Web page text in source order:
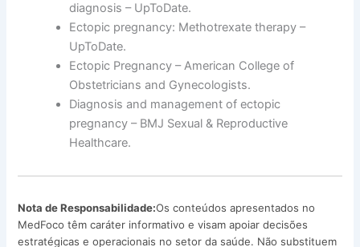
diagnosis – UpToDate.
Ectopic pregnancy: Methotrexate therapy –
UpToDate.
Ectopic Pregnancy – American College of
Obstetricians and Gynecologists.
Diagnosis and management of ectopic
pregnancy – BMJ Sexual & Reproductive
Healthcare.
Nota de Responsabilidade:Os conteúdos apresentados no
MedFoco têm caráter informativo e visam apoiar decisões
estratégicas e operacionais no setor da saúde. Não substituem